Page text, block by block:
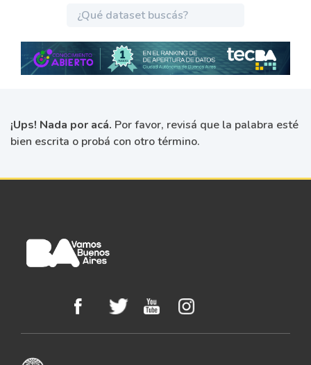
¡Ups! Nada por acá. Por favor, revisá que la palabra esté
bien escrita o probá con otro término.